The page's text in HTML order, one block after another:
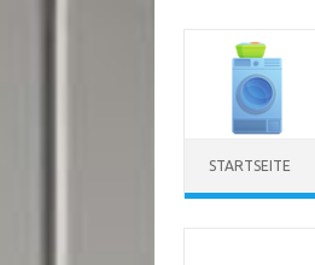
springen
STARTSEITE